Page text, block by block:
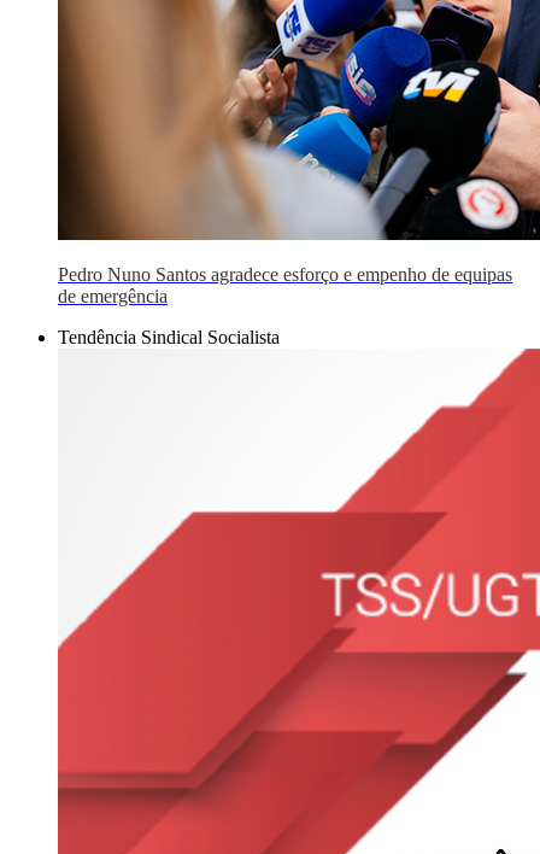
Pedro Nuno Santos agradece esforço e empenho de equipas
de emergência
Tendência Sindical Socialista